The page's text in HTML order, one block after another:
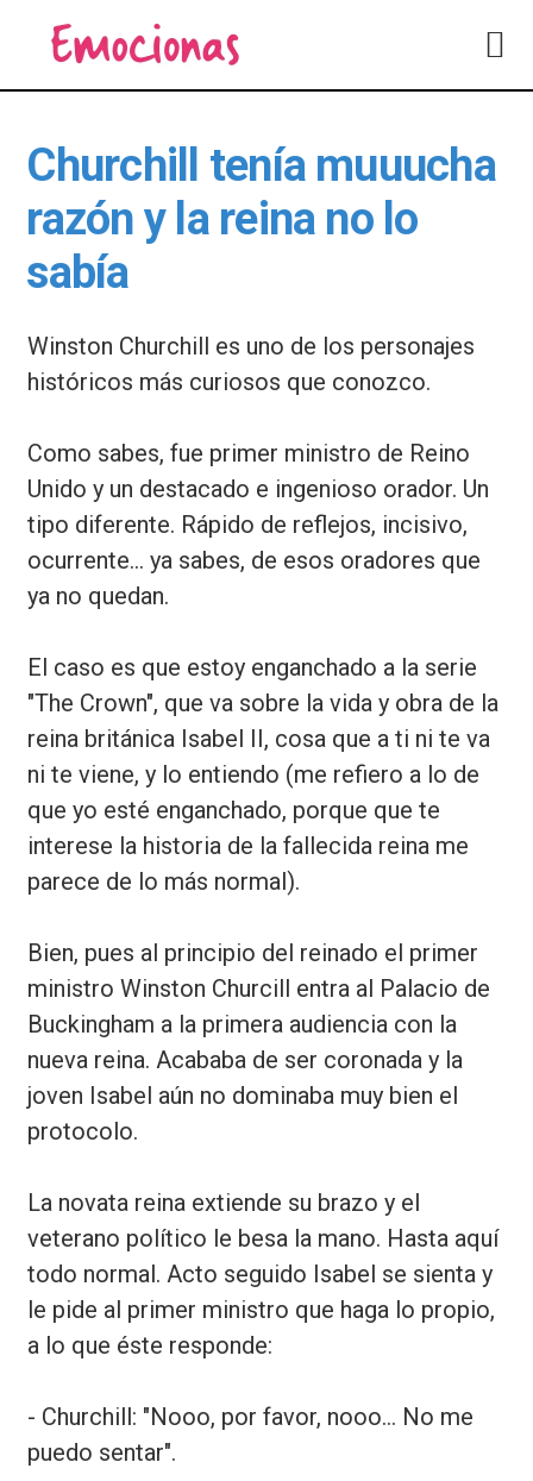
contenido
Churchill tenía muuucha
razón y la reina no lo
sabía
Winston Churchill es uno de los personajes
históricos más curiosos que conozco.
Como sabes, fue primer ministro de Reino
Unido y un destacado e ingenioso orador. Un
tipo diferente. Rápido de reflejos, incisivo,
ocurrente... ya sabes, de esos oradores que
ya no quedan.
El caso es que estoy enganchado a la serie
"The Crown", que va sobre la vida y obra de la
reina británica Isabel II, cosa que a ti ni te va
ni te viene, y lo entiendo (me refiero a lo de
que yo esté enganchado, porque que te
interese la historia de la fallecida reina me
parece de lo más normal).
Bien, pues al principio del reinado el primer
ministro Winston Churcill entra al Palacio de
Buckingham a la primera audiencia con la
nueva reina. Acababa de ser coronada y la
joven Isabel aún no dominaba muy bien el
protocolo.
La novata reina extiende su brazo y el
veterano político le besa la mano. Hasta aquí
todo normal. Acto seguido Isabel se sienta y
le pide al primer ministro que haga lo propio,
a lo que éste responde:
- Churchill: "Nooo, por favor, nooo... No me
puedo sentar".